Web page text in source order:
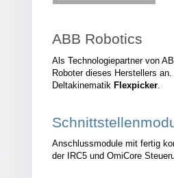
ABB Robotics
Als Technologiepartner von
Roboter dieses Herstellers
Deltakinematik Flexpicker
Anschlussmodule mit fertig
der IRC5 und OmiCore